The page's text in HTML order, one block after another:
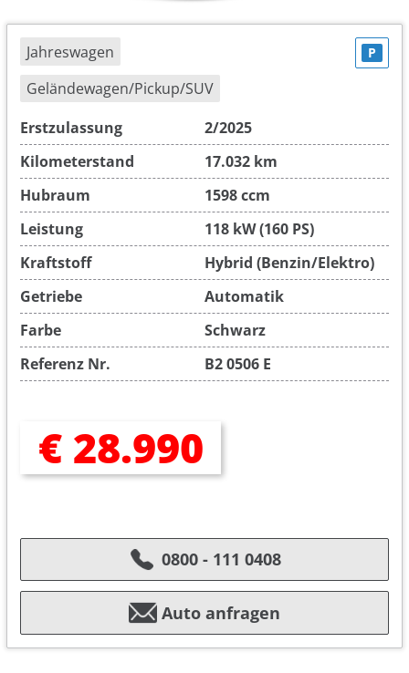
Jahreswagen
Geländewagen/Pickup/SUV
P
Erstzulassung
2/2025
Kilometerstand
17.032 km
Hubraum
1598 ccm
Leistung
118 kW (160 PS)
Kraftstoff
Hybrid (Benzin/Elektro)
Getriebe
Automatik
Farbe
Schwarz
Referenz Nr.
B2 0506 E
€ 28.990
0800 - 111 0408
Auto anfragen